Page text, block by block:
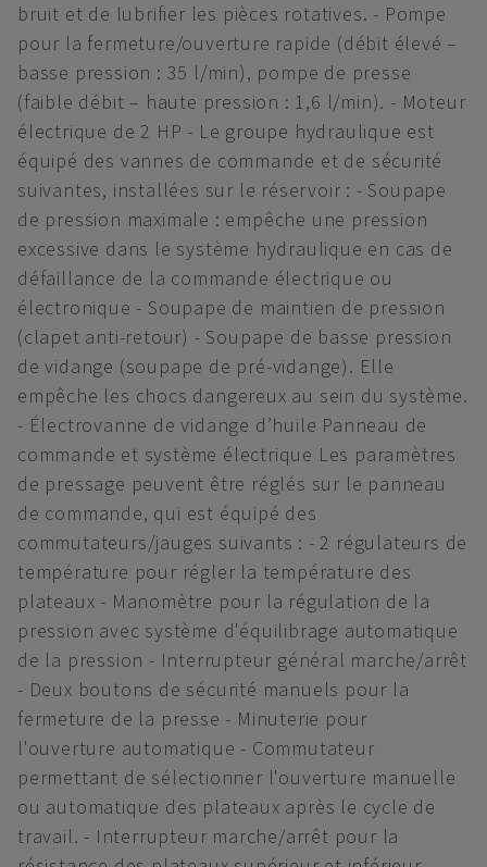
bruit et de lubrifier les pièces rotatives. - Pompe
pour la fermeture/ouverture rapide (débit élevé –
basse pression : 35 l/min), pompe de presse
(faible débit – haute pression : 1,6 l/min). - Moteur
électrique de 2 HP - Le groupe hydraulique est
équipé des vannes de commande et de sécurité
suivantes, installées sur le réservoir : - Soupape
de pression maximale : empêche une pression
excessive dans le système hydraulique en cas de
défaillance de la commande électrique ou
électronique - Soupape de maintien de pression
(clapet anti-retour) - Soupape de basse pression
de vidange (soupape de pré-vidange). Elle
empêche les chocs dangereux au sein du système.
- Électrovanne de vidange d’huile Panneau de
commande et système électrique Les paramètres
de pressage peuvent être réglés sur le panneau
de commande, qui est équipé des
commutateurs/jauges suivants : - 2 régulateurs de
température pour régler la température des
plateaux - Manomètre pour la régulation de la
pression avec système d'équilibrage automatique
de la pression - Interrupteur général marche/arrêt
- Deux boutons de sécurité manuels pour la
fermeture de la presse - Minuterie pour
l'ouverture automatique - Commutateur
permettant de sélectionner l'ouverture manuelle
ou automatique des plateaux après le cycle de
travail. - Interrupteur marche/arrêt pour la